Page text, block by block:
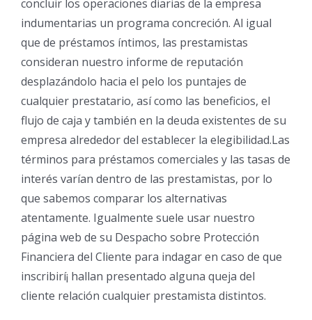
concluir los operaciones diarias de la empresa
indumentarias un programa concreción. Al igual
que de préstamos íntimos, las prestamistas
consideran nuestro informe de reputación
desplazándolo hacia el pelo los puntajes de
cualquier prestatario, así como las beneficios, el
flujo de caja y también en la deuda existentes de su
empresa alrededor del establecer la elegibilidad.Las
términos para préstamos comerciales y las tasas de
interés varían dentro de las prestamistas, por lo
que sabemos comparar los alternativas
atentamente. Igualmente suele usar nuestro
página web de su Despacho sobre Protección
Financiera del Cliente para indagar en caso de que
inscribirí¡ hallan presentado alguna queja del
cliente relación cualquier prestamista distintos.